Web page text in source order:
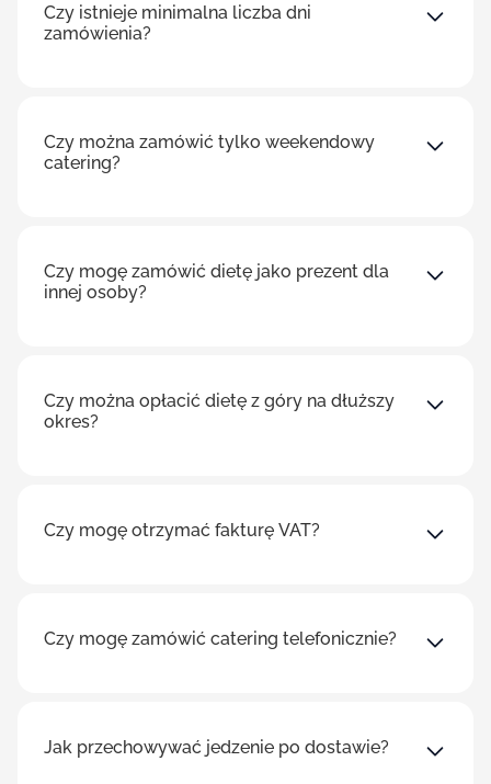
Czy istnieje minimalna liczba dni
zamówienia?
Czy można zamówić tylko weekendowy
catering?
Czy mogę zamówić dietę jako prezent dla
innej osoby?
Czy można opłacić dietę z góry na dłuższy
okres?
Czy mogę otrzymać fakturę VAT?
Czy mogę zamówić catering telefonicznie?
Jak przechowywać jedzenie po dostawie?